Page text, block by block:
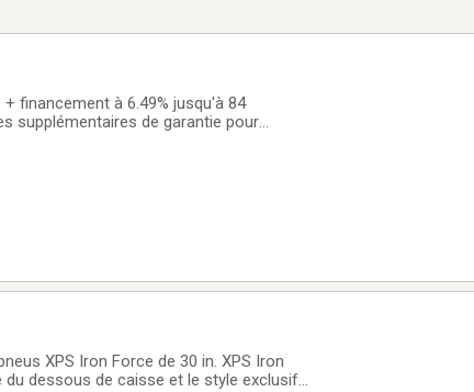
financement à 6.49% jusqu'à 84
supplémentaires de garantie pour
XPS Iron Force de 30 in. XPS Iron
dessous de caisse et le style exclusif